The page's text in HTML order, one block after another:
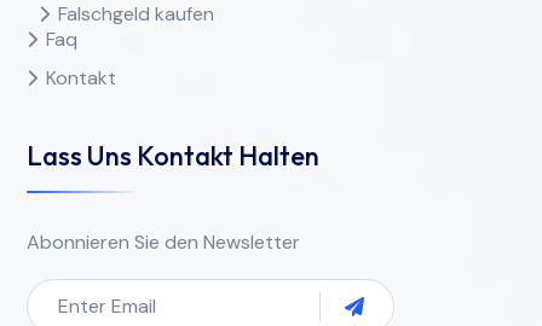
Falschgeld kaufen
Faq
Kontakt
Lass Uns Kontakt Halten
Abonnieren Sie den Newsletter